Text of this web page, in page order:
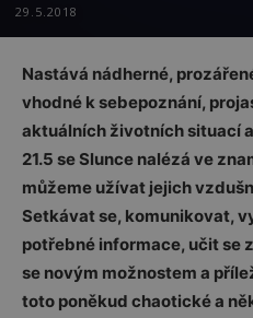
29.5.2018
Nastává nádherné,
vhodné k sebepoznání,
aktuálních životních situací
21.5 se Slunce nalézá ve
můžeme užívat jejich
Setkávat se, komunikovat,
potřebné informace, učit se
se novým možnostem a
toto poněkud chaotické a